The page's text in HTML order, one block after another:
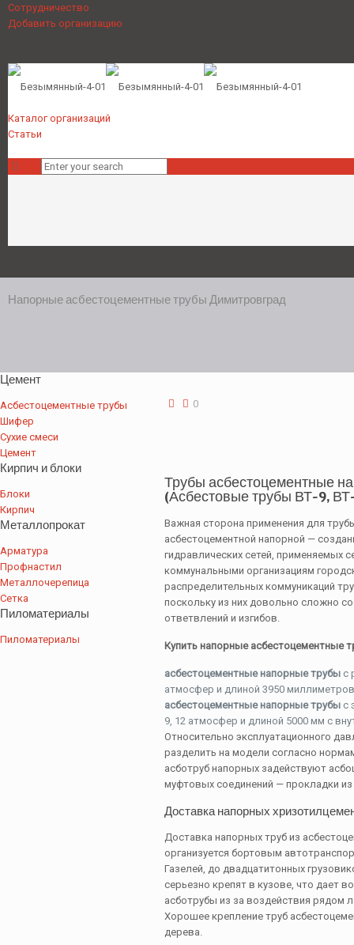
Сотрудничество
Добавить организацию
Каталог организаций
Статьи
Напорные асбестоцементные трубы Димитровград
0
Трубы асбестоцементные
(Асбестовые трубы ВТ-9,
Важная сторона применения для
асбестоцементной напорной —
гидравлических сетей, применяемых
коммунальными организациям
распределительных коммуникаций
поскольку из них довольно сложно
ответвлений и изгибов.
Купить напорные асбестоцементные
асбестоцементные напорные трубыс
атмосфер и длиной 3950
асбестоцементные напорные трубыс
9, 12 атмосфер и длиной 5000 мм с
Относительно эксплуатационного
разделить на модели согласно
асботруб напорных задействуют
муфтовых соединений — прокладки
Доставка напорных
Доставка напорных труб из
организуется бортовым
Газелей, до двадцатитонных
серьезно крепят в кузове, что дает
асботрубы из за воздействия рядом
Хорошее крепление труб
дерева.
Цемент
Асбестоцементные трубы
Шифер
Сухие смеси
Цемент
Кирпич и блоки
Блоки
Кирпич
Металлопрокат
Арматура
Профнастил
Металлочерепица
Сетка
Пиломатериалы
Пиломатериалы